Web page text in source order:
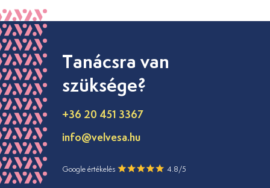
Tanácsra van
szüksége?
+36 20 451 3367
info@velvesa.hu
Google értékelés 4.8/5